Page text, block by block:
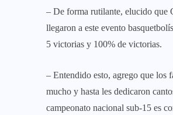
– De forma rutilante, elucido que
llegaron a este evento
5 victorias y 100% de victorias.
– Entendido esto, agrego que los
mucho y hasta les dedicaron
campeonato nacional sub-15 es